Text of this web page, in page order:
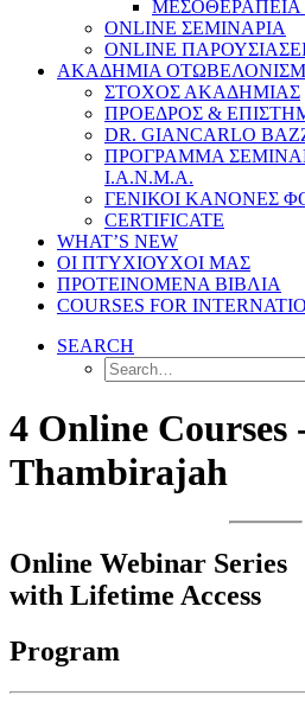
ΜΕΣΟΘΕΡΑΠΕΙΑ
ONLINE ΣΕΜΙΝΑΡΙΑ
ONLINE
ΑΚΑΔΗΜΙΑ
ΣΤΟΧΟΣ ΑΚΑΔΗΜΙΑΣ
ΠΡΟΕΔΡΟΣ &
DR. GIANCARLO
ΠΡΟΓΡΑΜΜΑ
Ι.Α.Ν.Μ.Α.
ΓΕΝΙΚΟΙ ΚΑΝΟΝΕΣ
CERTIFICATE
WHAT’S NEW
ΟΙ ΠΤΥΧΙΟΥΧΟΙ ΜΑΣ
ΠΡΟΤΕΙΝΟΜΕΝΑ ΒΙΒΛΙΑ
COURSES FOR
SEARCH
4 Online Courses
Thambirajah
Online Webinar Series
with Lifetime Access
Program